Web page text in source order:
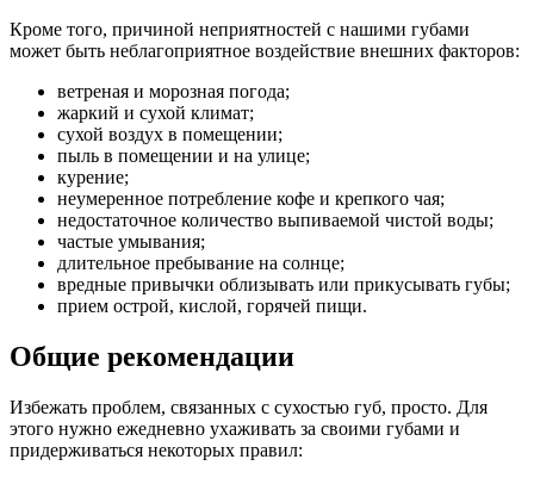
Кроме того, причиной неприятностей с нашими губами
может быть неблагоприятное воздействие внешних факторов:
ветреная и морозная погода;
жаркий и сухой климат;
сухой воздух в помещении;
пыль в помещении и на улице;
курение;
неумеренное потребление кофе и крепкого чая;
недостаточное количество выпиваемой чистой воды;
частые умывания;
длительное пребывание на солнце;
вредные привычки облизывать или прикусывать губы;
прием острой, кислой, горячей пищи.
Общие рекомендации
Избежать проблем, связанных с сухостью губ, просто. Для
этого нужно ежедневно ухаживать за своими губами и
придерживаться некоторых правил: